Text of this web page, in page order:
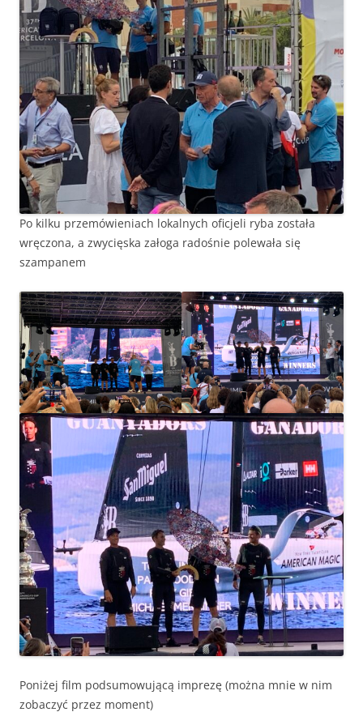
Po kilku przemówieniach lokalnych oficjeli ryba została
wręczona, a zwycięska załoga radośnie polewała się
szampanem
Poniżej film podsumowującą imprezę (można mnie w nim
zobaczyć przez moment)